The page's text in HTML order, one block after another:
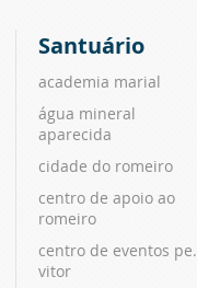
Santuário
academia marial
água mineral
aparecida
cidade do romeiro
centro de apoio ao
romeiro
centro de eventos pe.
vitor